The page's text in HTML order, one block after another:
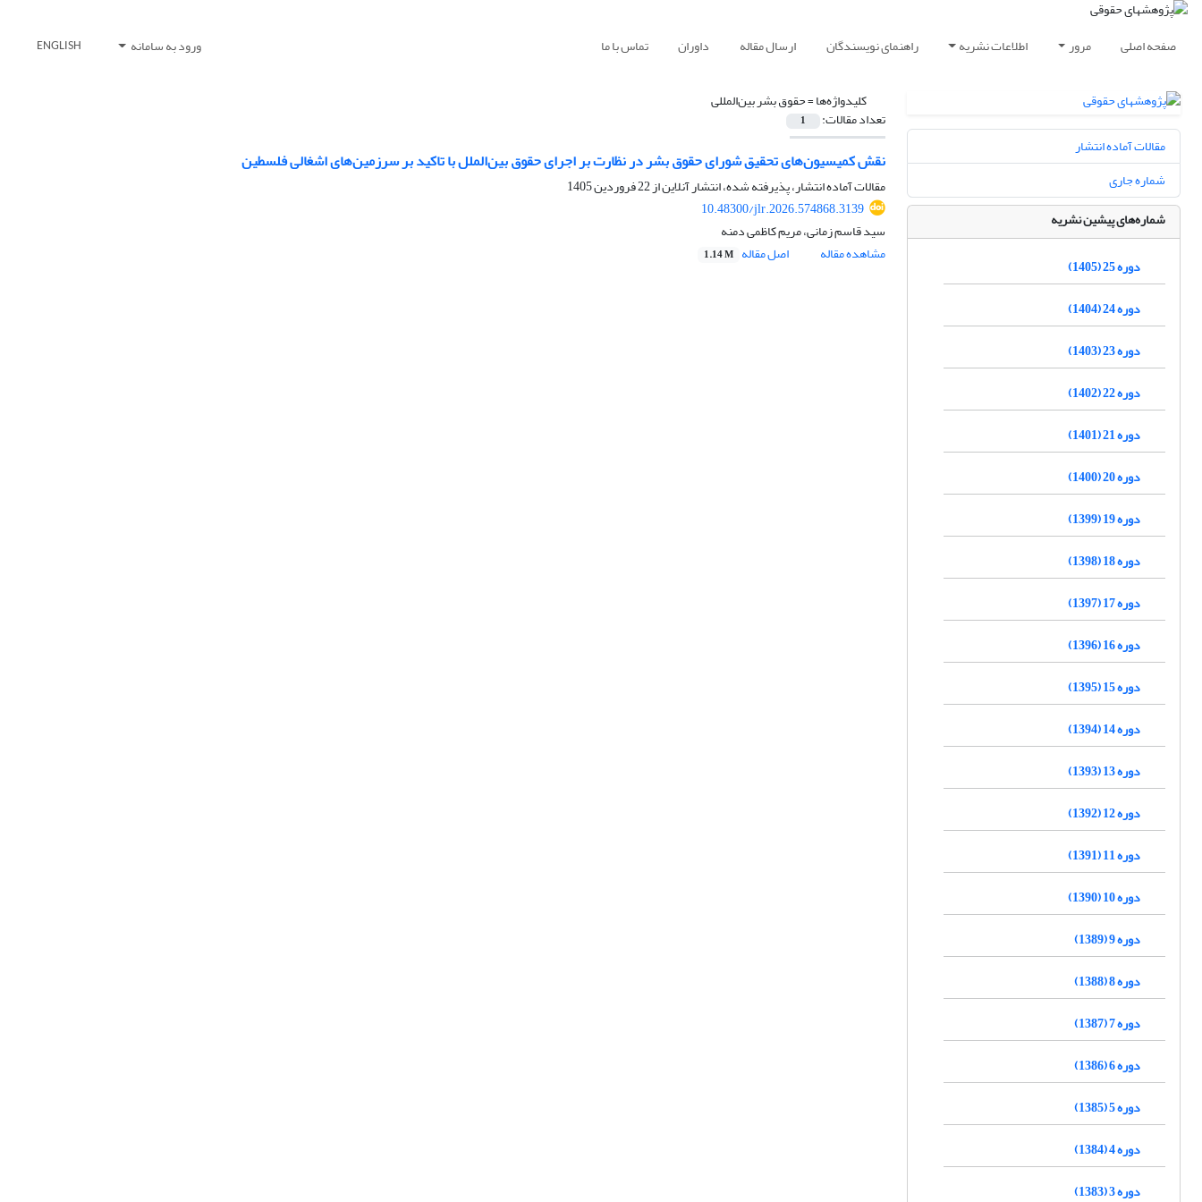
صفحه اصلی مرور اطلاعات نشریه راهنمای نویسندگان ارسال مقاله داوران تماس با ما ورود به سامانه ENGLISH
کلیدواژه‌ها =حقوق بشر بین‌المللی
تعداد مقالات: 1
نقش کمیسیون‌های تحقیق شورای حقوق بشر در نظارت بر اجرای حقوق بین‌الملل با تاکید بر سرزمین‌های اشغالی فلسطین
مقالات آماده انتشار، پذیرفته شده، انتشار آنلاین از22 فروردین 1405
10.48300/jlr.2026.574868.3139
سید قاسم زمانی، مریم کاظمی دمنه
مشاهده مقاله
اصل مقاله 1.14 M
مقالات آماده انتشار
شماره جاری
شماره‌های پیشین نشریه
دوره 25 (1405)
دوره 24 (1404)
دوره 23 (1403)
دوره 22 (1402)
دوره 21 (1401)
دوره 20 (1400)
دوره 19 (1399)
دوره 18 (1398)
دوره 17 (1397)
دوره 16 (1396)
دوره 15 (1395)
دوره 14 (1394)
دوره 13 (1393)
دوره 12 (1392)
دوره 11 (1391)
دوره 10 (1390)
دوره 9 (1389)
دوره 8 (1388)
دوره 7 (1387)
دوره 6 (1386)
دوره 5 (1385)
دوره 4 (1384)
دوره 3 (1383)